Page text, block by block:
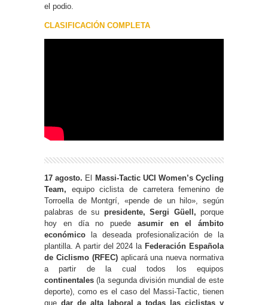
el podio.
CLASIFICACIÓN COMPLETA
17 agosto. El
Massi-Tactic UCI Women’s Cycling
Team, equipo ciclista de carretera femenino de
Torroella de Montgrí, «pende de un hilo», según
palabras de su presidente, Sergi Güell, porque
hoy en día no puede asumir en el ámbito
económico
la deseada profesionalización de la
plantilla. A partir del 2024 la Federación Española
de Ciclismo (RFEC)aplicará una nueva normativa
a partir de la cual todos los equipos
continentales (la segunda división mundial de este
deporte), como es el caso del Massi-Tactic, tienen
que dar de alta laboral a todas las ciclistas y